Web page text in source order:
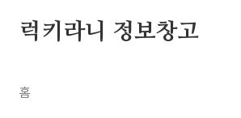
럭키라니 정보창고
홈